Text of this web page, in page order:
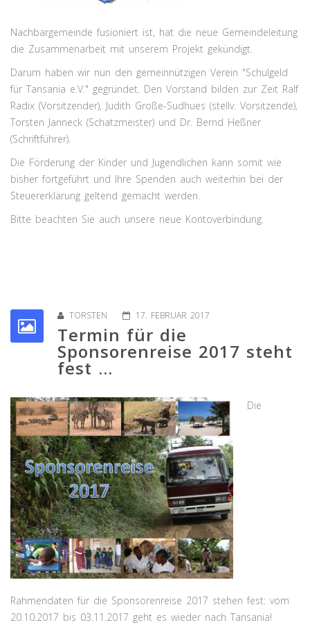
Nachbargemeinde fusioniert ist, hat die neue Gemeindeleitung
die Zusammenarbeit mit unserem Projekt gekündigt.
Darum haben wir nun den gemeinnützigen Verein "Schulgeld
für Tansania e.V." gegründet. Den Vorstand bilden zur Zeit Ralf
Radix (Vorsitzender), Judith Große-Sudhues (stellv. Vorsitzende),
Torsten Janneck (Schatzmeister) und Dr. Bernd Heßner
(Schriftführer).
Die Förderung der Kinder und Jugendlichen kann somit wie
bisher fortgeführt und Ihre Spenden auch weiterhin bei der
Steuererklärung geltend gemacht werden.
Bitte beachten Sie auch unsere neue Kontoverbindung.
TORSTEN 17. FEBRUAR 2017
Termin für die
Sponsorenreise 2017 steht
fest ...
Die
Rahmendaten für die Sponsorenreise 2017 stehen fest: vom
20.10.2017 bis 03.11.2017 geht es wieder nach Tansania!